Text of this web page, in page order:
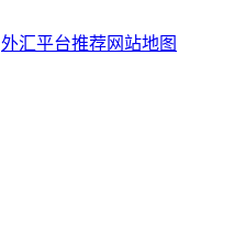
外汇平台推荐网站地图